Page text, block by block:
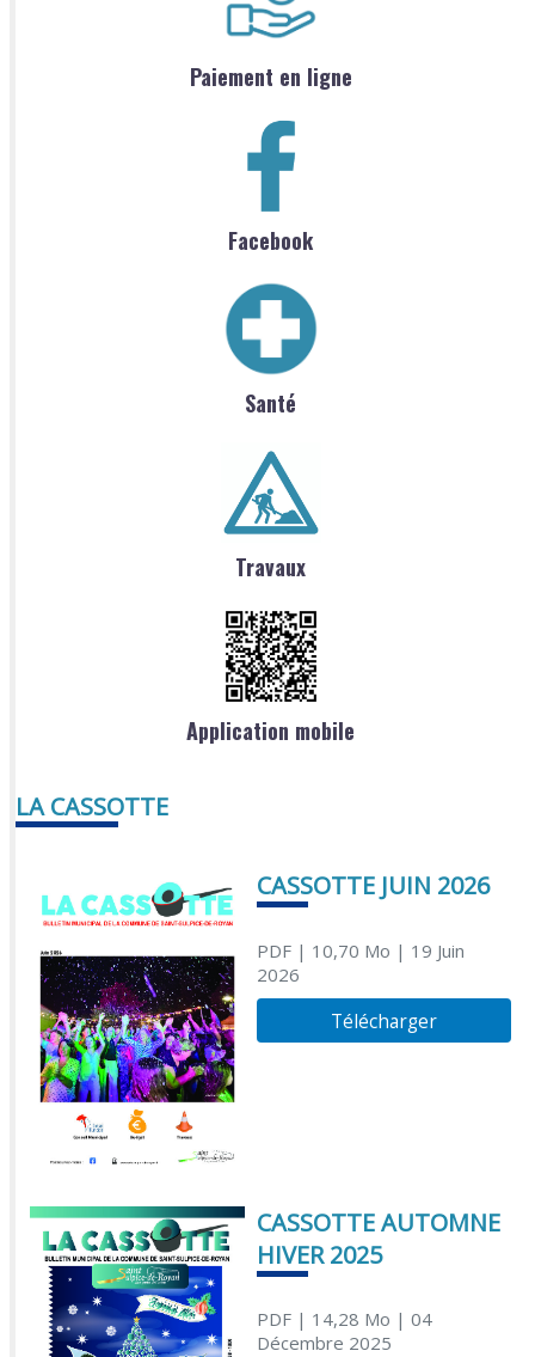
Paiement en ligne
Facebook
Santé
Travaux
Application mobile
LA CASSOTTE
CASSOTTE JUIN 2026
PDF| 10,70 Mo | 19 Juin
2026
Télécharger
CASSOTTE AUTOMNE
HIVER 2025
PDF| 14,28 Mo | 04
Décembre 2025